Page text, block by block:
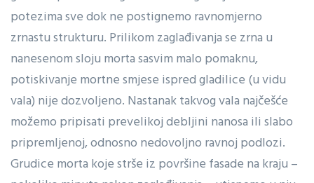
potezima sve dok ne postignemo ravnomjerno
zrnastu strukturu. Prilikom zaglađivanja se zrna u
nanesenom sloju morta sasvim malo pomaknu,
potiskivanje mortne smjese ispred gladilice (u vidu
vala) nije dozvoljeno. Nastanak takvog vala najčešće
možemo pripisati prevelikoj debljini nanosa ili slabo
pripremljenoj, odnosno nedovoljno ravnoj podlozi.
Grudice morta koje strše iz površine fasade na kraju –